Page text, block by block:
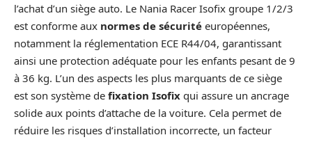
l’achat d’un siège auto. Le Nania Racer Isofix groupe 1/2/3
est conforme aux normes de sécurité européennes,
notamment la réglementation ECE R44/04, garantissant
ainsi une protection adéquate pour les enfants pesant de 9
à 36 kg. L’un des aspects les plus marquants de ce siège
est son système de fixation Isofix qui assure un ancrage
solide aux points d’attache de la voiture. Cela permet de
réduire les risques d’installation incorrecte, un facteur